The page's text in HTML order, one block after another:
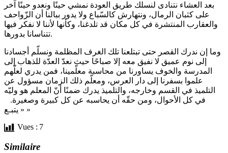
بعد العشاء نتنادى لنسلك طريق العودة نمشي حينًا ونعدو حينًا آخر
على كثبان الرمال، ونتهارش كالسّباع ولا يدور ببالنا أن الزّواحف
والعقارب المنتشرة في كل مكان قد تلدغنا، وكأنها لأننا لا نفكر فيها
تتناسانا بدورها.
وما إن ندرك القصر حتى تبتلعنا تلك الغرف المظلمة ونسلّم أجسادنا
إلى نوم عميق لا نفيق معه إلا صباحًا حيث نعدّ العدّة للذهاب إلى
المدرسة والخوف يساورنا من محاسبة معلّمينا، فمن يدري لعلّهم
علموا بسفرنا إلى دار العرس، ومعلّم ذلك الزمان مسؤول عن
التلميذ في القسم وخارجه، والتلميذ يدرك ضمنًا أنّ المعلم هو وليّه
في كل الأحوال، ومن حقّه أن يحاسبه عن كل كبيرة وصغيرة.
« يتبـع »
Vues : 7
Similaire